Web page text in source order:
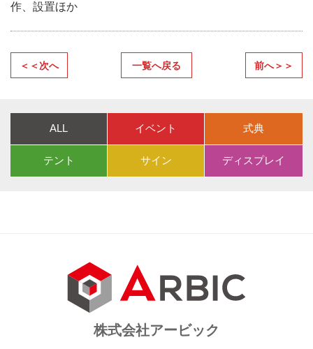
作、設置ほか
＜＜次へ 一覧へ戻る 前へ＞＞
ALL イベント 式典
テント サイン ディスプレイ
株式会社アービック